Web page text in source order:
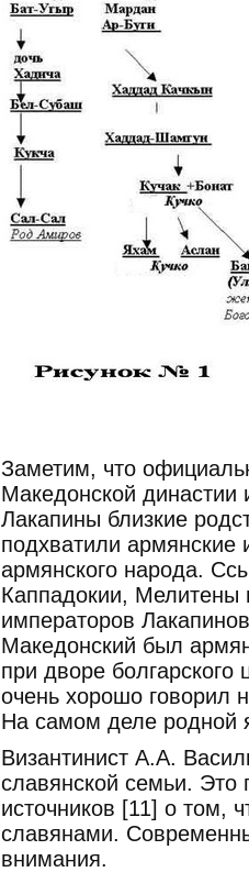
Заметим, что
Македонской династии
Лакапины близкие
подхватили армянские
армянского народа.
Каппадокии, Мелитены
императоров
Македонский был
при дворе
очень хорошо говорил
На самом деле родной
Византинист А.А.
славянской семьи. Это
источников [11] о том,
славянами.
внимания.